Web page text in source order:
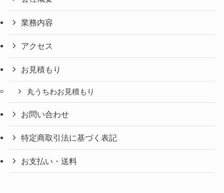
業務内容
アクセス
お見積もり
丸うちわお見積もり
お問い合わせ
特定商取引法に基づく表記
お支払い・送料